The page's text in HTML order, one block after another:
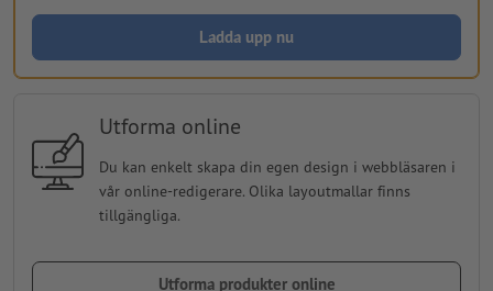
Ladda upp nu
Utforma online
Du kan enkelt skapa din egen design i webbläsaren i
vår online-redigerare. Olika layoutmallar finns
tillgängliga.
Utforma produkter online